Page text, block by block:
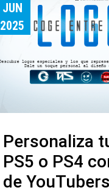
JUN
2025
Personaliza
PS5 o PS4
de YouTubers